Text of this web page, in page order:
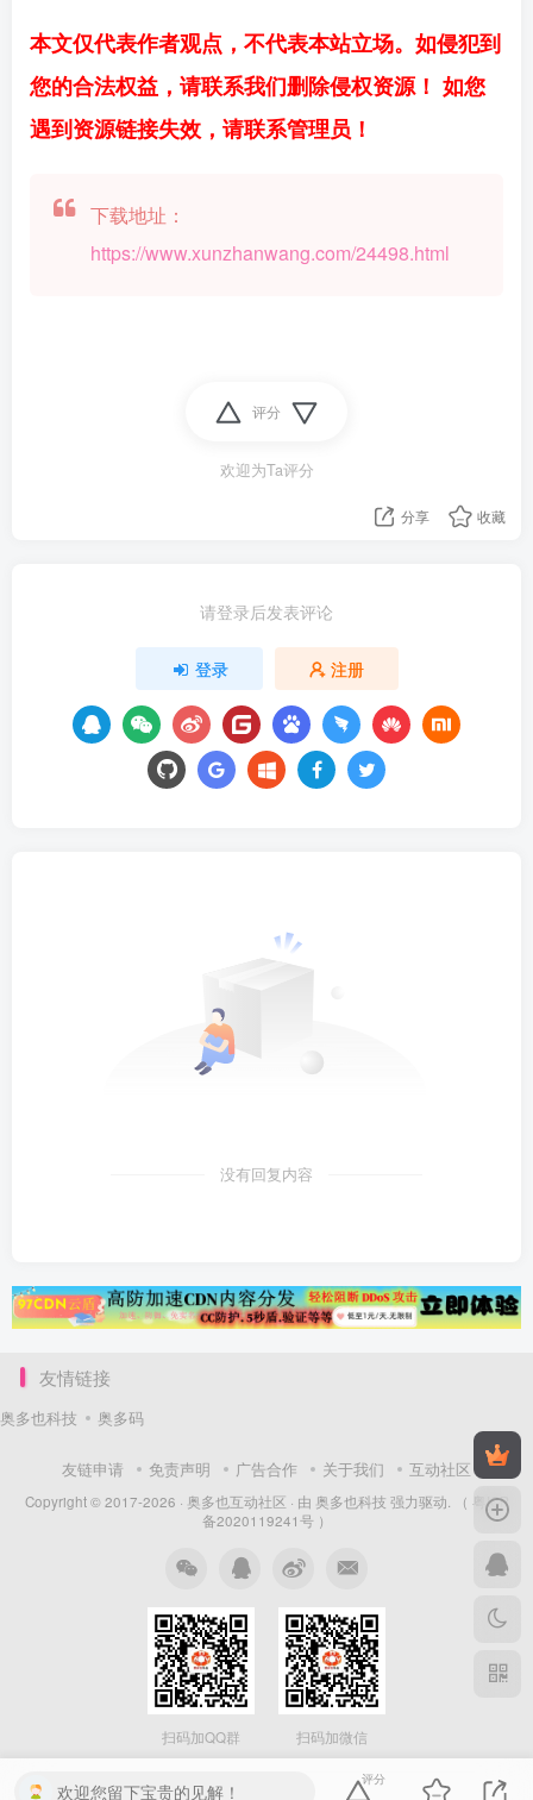
本文仅代表作者观点，不代表本站立场。如侵犯到
您的合法权益，请联系我们删除侵权资源！ 如您
遇到资源链接失效，请联系管理员！
下载地址：
https://www.xunzhanwang.com/24498.html
评分
欢迎为Ta评分
分享 收藏
请登录后发表评论
登录 注册
没有回复内容
友情链接
奥多也科技 奥多码
友链申请 免责声明 广告合作 关于我们 互动社区
Copyright © 2017-2026 · 奥多也互动社区 · 由 奥多也科技 强力驱动.
（ 粤ICP
备2020119241号 ）
扫码加QQ群 扫码加微信
欢迎您留下宝贵的见解！
评分